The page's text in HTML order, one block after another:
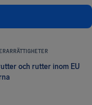
och rutter inom EU